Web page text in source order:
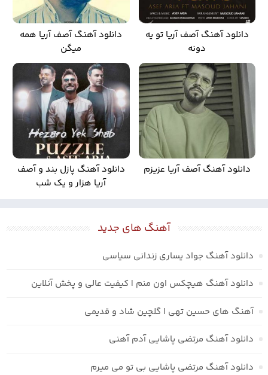
دانلود آهنگ آصف آریا تو یه
دونه
دانلود آهنگ آصف آریا همه
میگن
دانلود آهنگ آصف آریا عزیزم
دانلود آهنگ پازل بند و آصف
آریا هزار و یک شب
آهنگ های جدید
دانلود آهنگ جواد یساری زندانی سیاسی
دانلود آهنگ هیچکس اون منم | کیفیت عالی و پخش آنلاین
آهنگ های حسین تهی | گلچین شاد و قدیمی
دانلود آهنگ مرتضی پاشایی آدم آهنی
دانلود آهنگ مرتضی پاشایی بی تو می میرم